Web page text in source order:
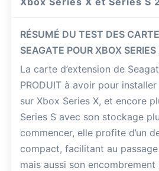
RÉSUMÉ DU TEST DES
SEAGATE POUR XBOX SERIES
La carte d’extension de
PRODUIT à avoir pour
sur Xbox Series X, et encore
Series S avec son stockage
commencer, elle profite d’un
compact, facilitant au
mais aussi son